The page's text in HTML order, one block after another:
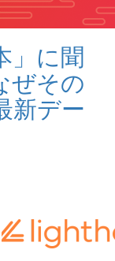
」に聞
ぜその
新デー